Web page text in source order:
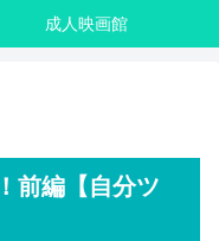
成人映画館
前編【自分ツ